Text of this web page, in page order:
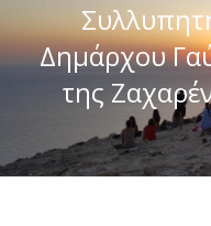
Δημάρχου
της